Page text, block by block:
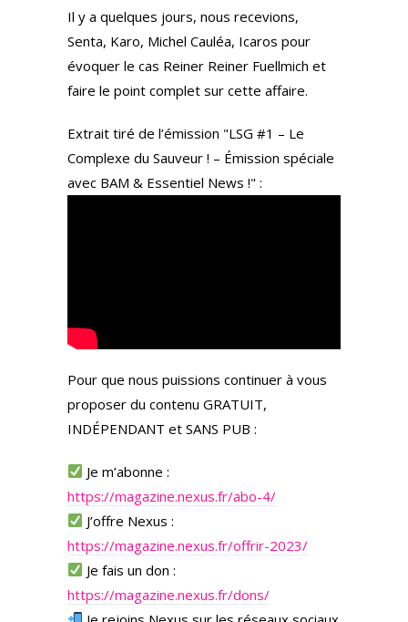
Il y a quelques jours, nous recevions,
Senta, Karo, Michel Cauléa, Icaros pour
évoquer le cas Reiner Reiner Fuellmich et
faire le point complet sur cette affaire.
Extrait tiré de l’émission "LSG #1 – Le
Complexe du Sauveur ! – Émission spéciale
avec BAM & Essentiel News !" :
Pour que nous puissions continuer à vous
proposer du contenu GRATUIT,
INDÉPENDANT et SANS PUB :
Je m’abonne :
https://magazine.nexus.fr/abo-4/
J’offre Nexus :
https://magazine.nexus.fr/offrir-2023/
Je fais un don :
https://magazine.nexus.fr/dons/